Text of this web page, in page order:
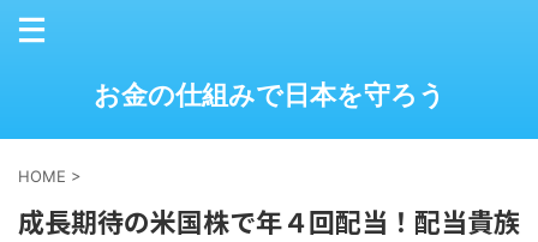
お金の仕組みで日本を守ろう
HOME >
成長期待の米国株で年４回配当！配当貴族